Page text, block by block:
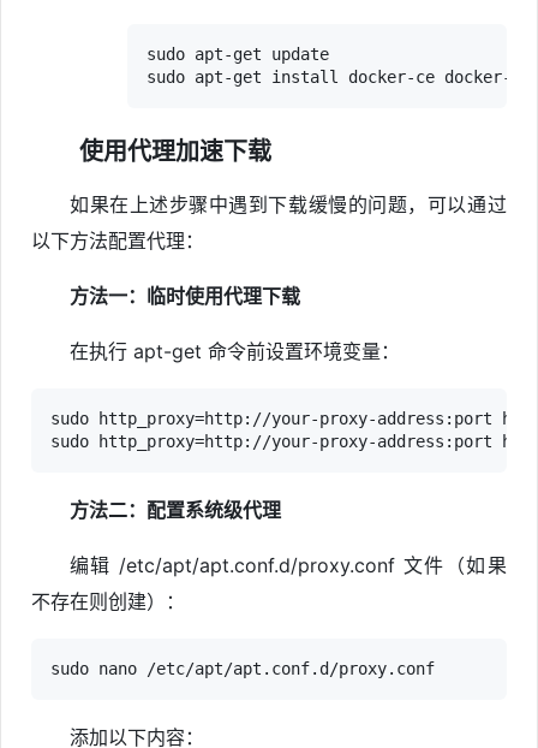
sudo apt-get update
使用代理加速下载
如果在上述步骤中遇到下载缓慢的问题，可以通过
以下方法配置代理：
方法一：临时使用代理下载
在执行 apt-get 命令前设置环境变量：
sudo http_proxy=http://your-proxy-address:port
方法二：配置系统级代理
编辑 /etc/apt/apt.conf.d/proxy.conf 文件（如果
不存在则创建）：
添加以下内容：